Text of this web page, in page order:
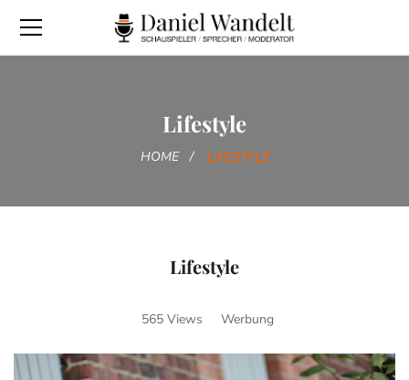
Lifestyle
HOME LIFESTYLE
Lifestyle
565 Views Werbung